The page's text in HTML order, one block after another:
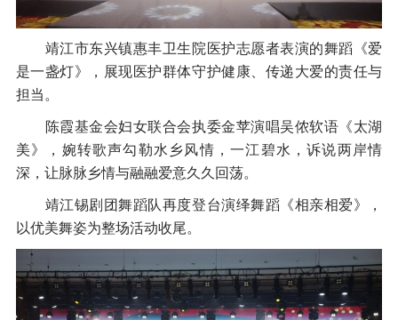
靖江市东兴镇惠丰卫生院医护志愿者表演的舞蹈《爱
是一盏灯》，展现医护群体守护健康、传递大爱的责任与
担当。
陈霞基金会妇女联合会执委金苹演唱吴侬软语《太湖
美》，婉转歌声勾勒水乡风情，一江碧水，诉说两岸情
深，让脉脉乡情与融融爱意久久回荡。
靖江锡剧团舞蹈队再度登台演绎舞蹈《相亲相爱》，
以优美舞姿为整场活动收尾。